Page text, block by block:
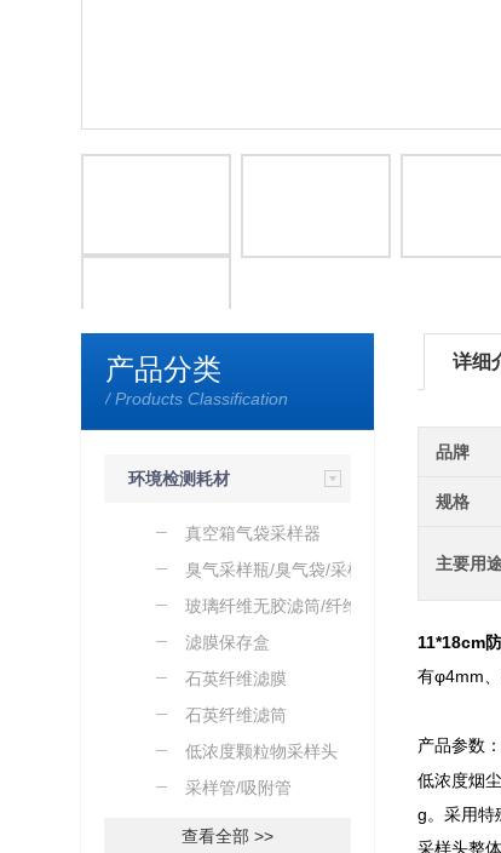
产品分类
/ Products Classification
环境检测耗材
真空箱气袋采样器
臭气采样瓶/臭气袋/采样
桶
玻璃纤维无胶滤筒/纤维素
滤筒
滤膜保存盒
石英纤维滤膜
石英纤维滤筒
低浓度颗粒物采样头
采样管/吸附管
查看全部 >>
详细
品牌
规格
主要用
11*18cm
有φ4mm
产品参数：
低浓度烟
g。采用特
采样头整